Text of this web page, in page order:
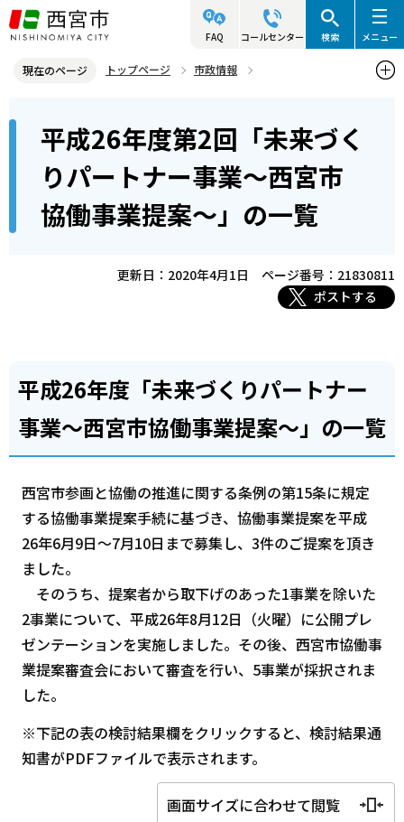
こ
の
ジ
す
FAQ コールセンター 検索 メニュー
現在のページ トップページ
市政情報
未来づくりパートナー事業（協働事業提案制度）
平成26年度第2回「未来づくりパートナー事業～西宮市協働事業提案
～」の一覧
ら
平成26年度第2回「未来づく
りパートナー事業～西宮市
協働事業提案～」の一覧
更新日：2020年4月1日
ページ番号：21830811
ポストする
平成26年度「未来づくりパートナー
事業～西宮市協働事業提案～」の一覧
西宮市参画と協働の推進に関する条例の第15条に規定
する協働事業提案手続に基づき、協働事業提案を平成
26年6月9日～7月10日まで募集し、3件のご提案を頂き
ました。
そのうち、提案者から取下げのあった1事業を除いた
2事業について、平成26年8月12日（火曜）に公開プレ
ゼンテーションを実施しました。その後、西宮市協働事
業提案審査会において審査を行い、5事業が採択されま
した。
※下記の表の検討結果欄をクリックすると、検討結果通
知書がPDFファイルで表示されます。
画面サイズに合わせて閲覧